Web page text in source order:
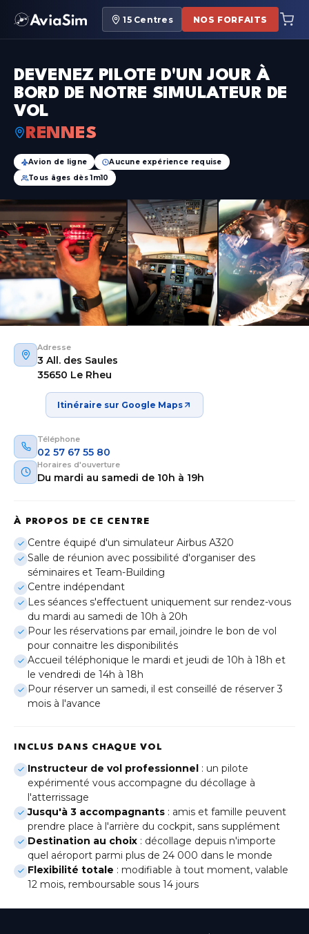
15Centres NOS FORFAITS
Aix-en-Provence
Provence-Alpes-Côte d'Azur
Bordeaux
Nouvelle-Aquitaine
Genève
(Gaillard)
Lille
Hauts-de-France
Lyon
Grand Est
Montpellier
Occitanie
Nice
Provence-Alpes-Côte d'Azur
Paris-Bercy
DEVENEZ PILOTE D'UN JOUR À
BORD DE NOTRE SIMULATEUR DE
VOL
RENNES
Avion de ligne
Aucune expérience requise
Tous âges dès 1m10
Adresse
3 All. des Saules
35650 Le Rheu
Itinéraire sur Google Maps
Téléphone
02 57 67 55 80
Horaires d'ouverture
Du mardi au samedi de 10h à 19h
À PROPOS DE CE CENTRE
Centre équipé d'un simulateur Airbus A320
Salle de réunion avec possibilité d'organiser des
séminaires et Team-Building
Centre indépendant
Les séances s'effectuent uniquement sur rendez-vous
du mardi au samedi de 10h à 20h
Pour les réservations par email, joindre le bon de vol
pour connaitre les disponibilités
Accueil téléphonique le mardi et jeudi de 10h à 18h et
le vendredi de 14h à 18h
Pour réserver un samedi, il est conseillé de réserver 3
mois à l'avance
INCLUS DANS CHAQUE VOL
Instructeur de vol professionnel : un pilote
expérimenté vous accompagne du décollage à
l'atterrissage
Jusqu'à 3 accompagnants : amis et famille peuvent
prendre place à l'arrière du cockpit, sans supplément
Destination au choix : décollage depuis n'importe
quel aéroport parmi plus de 24 000 dans le monde
Flexibilité totale : modifiable à tout moment, valable
12 mois, remboursable sous 14 jours